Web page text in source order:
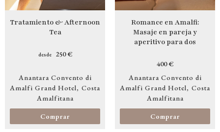
Tratamiento & Afternoon
Tea
desde 250 €
Anantara Convento di
Amalfi Grand Hotel
Costa
Amalfitana
Comprar
Romance en Amalfi:
Masaje en pareja y
aperitivo para dos
400 €
Anantara Convento di
Amalfi Grand Hotel
Costa
Amalfitana
Comprar